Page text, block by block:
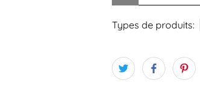
Types de produits: